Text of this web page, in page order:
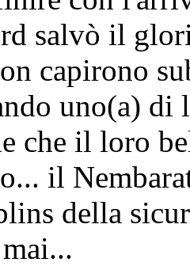
salvò il
capirono
uno(a) di
che il loro
il
della